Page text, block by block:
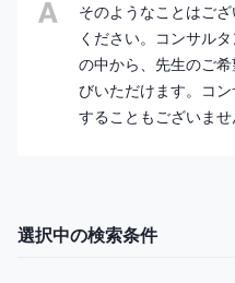
そのようなことはご
ください。コンサル
の中から、先生のご
びいただけます。コ
することもございませ
選択中の検索条件